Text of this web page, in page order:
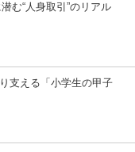
む“人身取引”のリアル
支える「小学生の甲子